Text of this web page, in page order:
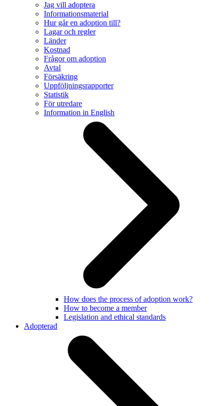
Jag vill adoptera
Informationsmaterial
Hur går en adoption till?
Lagar och regler
Länder
Kostnad
Frågor om adoption
Avtal
Försäkring
Uppföljningsrapporter
Statistik
För utredare
Information in English
How does the process of adoption work?
How to become a member
Legislation and ethical standards
Adopterad